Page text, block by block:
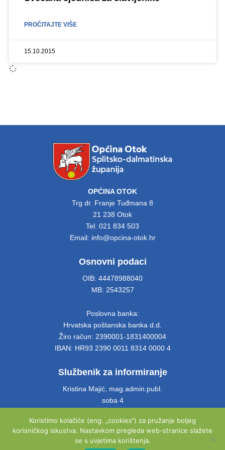
PROČITAJTE VIŠE
15.10.2015
OPĆINA OTOK
Trg dr. Franje Tuđmana 8
21 238 Otok
Tel: 021 834 503
Email: info@opcina-otok.hr
Osnovni podaci
OIB: 44478988040
MB: 2543257
Poslovna banka:
Hrvatska poštanska banka d.d.
Žiro račun: 2390001-1831400004
IBAN: HR93 2390 0011 8314 0000 4
Službenik za informiranje
Kristina Majić, mag.admin.publ.
soba 4
Email: info@opcina-otok.hr
Koristimo kolačiće (eng. „cookies“) za pružanje boljeg
korisničkog iskustva. Nastavkom pregleda web-stranice slažete
se s uvjetima korištenja.